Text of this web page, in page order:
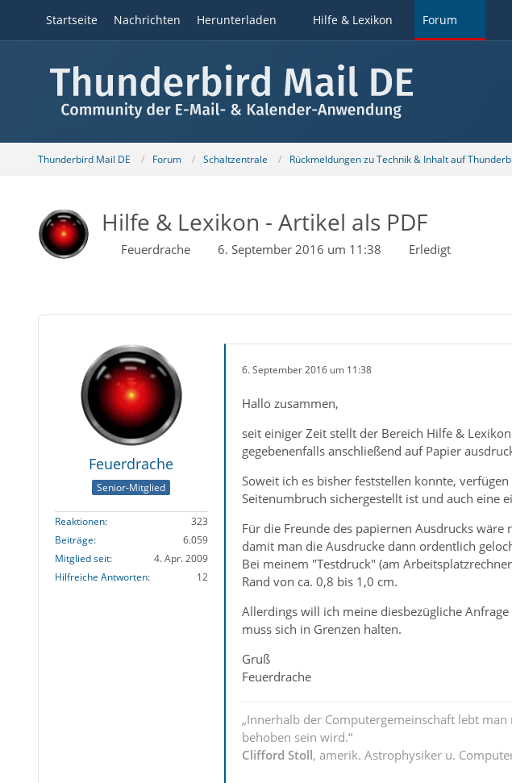
Startseite Nachrichten Herunterladen Hilfe & Lexikon Forum
Thunderbird Mail DE Forum Schaltzentrale Rückmeldungen zu Technik & Inhalt auf
Hilfe & Lexikon - Artikel als PDF
Feuerdrache 6. September 2016 um 11:38 Erledigt
Feuerdrache
Senior-Mitglied
Reaktionen
323
Beiträge
6.059
Mitglied seit
4. Apr. 2009
Hilfreiche Antworten
12
6. September 2016 um 11:38
Hallo zusammen,
seit einiger Zeit stellt der Bereich Hilfe &
gegebenenfalls anschließend auf Papier
Soweit ich es bisher feststellen konnte,
Seitenumbruch sichergestellt ist und auch eine
Für die Freunde des papiernen Ausdrucks
damit man die Ausdrucke dann ordentlich
Bei meinem "Testdruck" (am
Rand von ca. 0,8 bis 1,0 cm.
Allerdings will ich meine diesbezügliche
muss sich in Grenzen halten.
Gruß
Feuerdrache
„Innerhalb der Computergemeinschaft lebt
behoben sein wird.“
Clifford Stoll, amerik. Astrophysiker u.